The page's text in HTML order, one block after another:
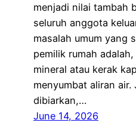
menjadi nilai tambah
seluruh anggota
masalah umum yang
pemilik rumah
mineral atau kerak
menyumbat aliran air.
dibiarkan,…
June 14, 2026